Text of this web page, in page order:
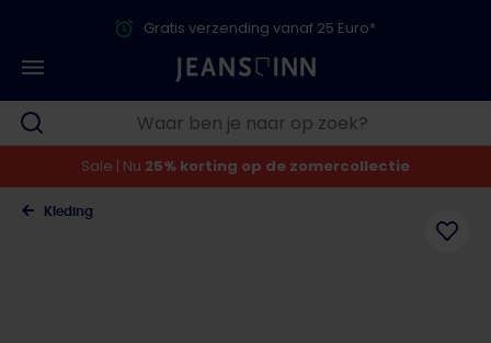
Gratis verzending vanaf 25 Euro*
Sale | Nu 25% korting op de zomercollectie
Kleding